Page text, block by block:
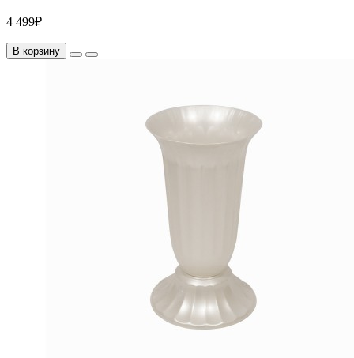
4 499₽
В корзину